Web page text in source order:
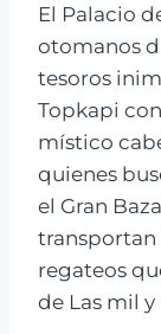
El Palacio
otomanos
tesoros
Topkapi
místico
quienes
el Gran
transportan
regateos
de Las mil y